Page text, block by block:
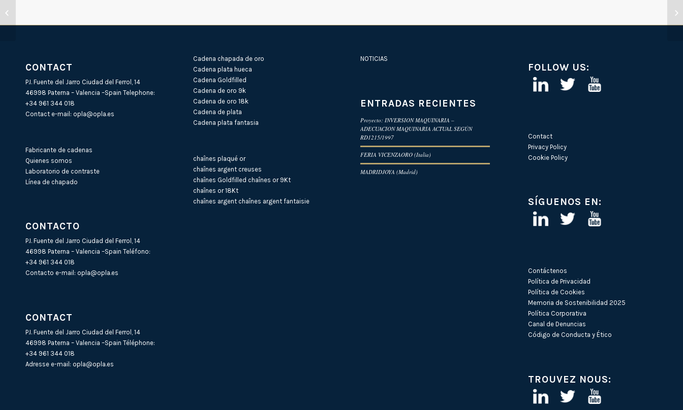
CONTACT
P.I. Fuente del Jarro Ciudad del Ferrol, 14
46998 Paterna – Valencia –Spain Telephone:
+34 961 344 018
Contact e-mail: opla@opla.es
Fabricante de cadenas
Quienes somos
Laboratorio de contraste
Línea de chapado
CONTACTO
P.I. Fuente del Jarro Ciudad del Ferrol, 14
46998 Paterna – Valencia –Spain Teléfono:
+34 961 344 018
Contacto e-mail: opla@opla.es
CONTACT
P.I. Fuente del Jarro Ciudad del Ferrol, 14
46998 Paterna – Valencia –Spain Téléphone:
+34 961 344 018
Adresse e-mail: opla@opla.es
Cadena chapada de oro
Cadena plata hueca
Cadena Goldfilled
Cadena de oro 9k
Cadena de oro 18k
Cadena de plata
Cadena plata fantasia
chaînes plaqué or
chaînes argent creuses
chaînes Goldfilled chaînes or 9Kt
chaînes or 18Kt
chaînes argent chaînes argent fantaisie
NOTICIAS
ENTRADAS RECIENTES
Proyecto: INVERSION MAQUINARIA –
ADECUACION MAQUINARIA ACTUAL SEGÚN
RD1215/1997
FERIA VICENZAORO (Italia)
MADRIDJOYA (Madrid)
FOLLOW US:
Contact
Privacy Policy
Cookie Policy
SÍGUENOS EN:
Contáctenos
Política de Privacidad
Política de Cookies
Memoria de Sostenibilidad 2025
Política Corporativa
Canal de Denuncias
Código de Conducta y Ético
TROUVEZ NOUS: